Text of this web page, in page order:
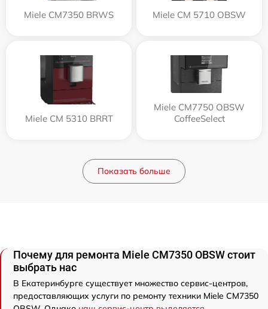
Miele CM7350 BRWS Miele CM 5710 OBSW
Miele CM 5310 BRRT
Miele CM7750 OBSW
CoffeeSelect
Показать больше
Почему для ремонта Miele CM7350 OBSW стоит
выбрать нас
В Екатеринбурге существует множество сервис-центров,
предоставляющих услуги по ремонту техники Miele CM7350